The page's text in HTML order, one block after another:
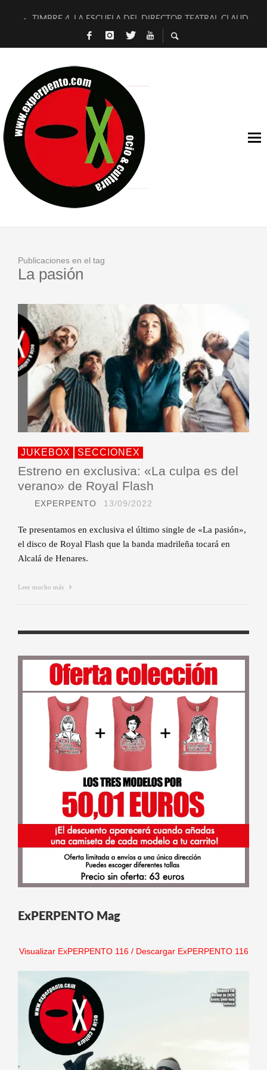
TIMBRE 4, LA ESCUELA DEL DIRECTOR TEATRAL CLAUDIO
30 AÑOS (NO ES NADA) DE LA KATARSIS DEL TOMATAZO
D’BALDOMEROS REINVENTAN [BITÁCORA 3.0] EN EXVITA
MARSHALL FLASH PRESENTA EN EXVITA [RELATIVA
JOFRE BARDAGÍ EN EXVITA INTERPRETANDO A SERRAT
YORCH PRESENTA [CURSO DE ARMONÍA PERSECUTORIA]
MAGALÍ SARE NOS EXPLICA [DESCASADA]
«NO TENGO PUTOS SUEÑOS»
Publicaciones en el tag
La pasión
JUKEBOX SECCIONEX
Estreno en exclusiva: «La culpa es del
verano» de Royal Flash
EXPERPENTO 13/09/2022
Te presentamos en exclusiva el último single de «La pasión»,
el disco de Royal Flash que la banda madrileña tocará en
Alcalá de Henares.
Leer mucho más
ExPERPENTO Mag
Visualizar ExPERPENTO 116/ Descargar ExPERPENTO 116